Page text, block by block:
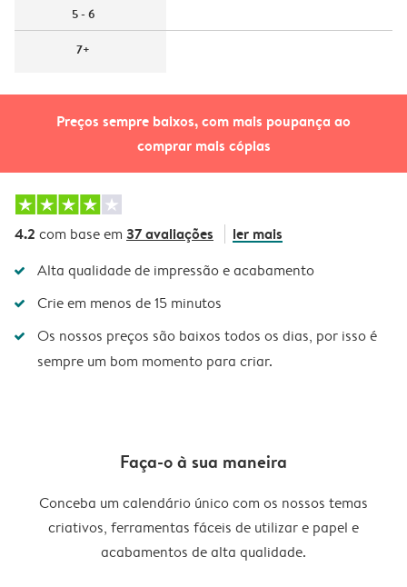
Preços sempre baixos, com mais poupança ao
comprar mais cópias
5 - 6
7+
4.2 com base em 37 avaliações ler mais
Alta qualidade de impressão e acabamento
Crie em menos de 15 minutos
Os nossos preços são baixos todos os dias, por isso é
sempre um bom momento para criar.
Faça-o à sua maneira
Conceba um calendário único com os nossos temas
criativos, ferramentas fáceis de utilizar e papel e
acabamentos de alta qualidade.